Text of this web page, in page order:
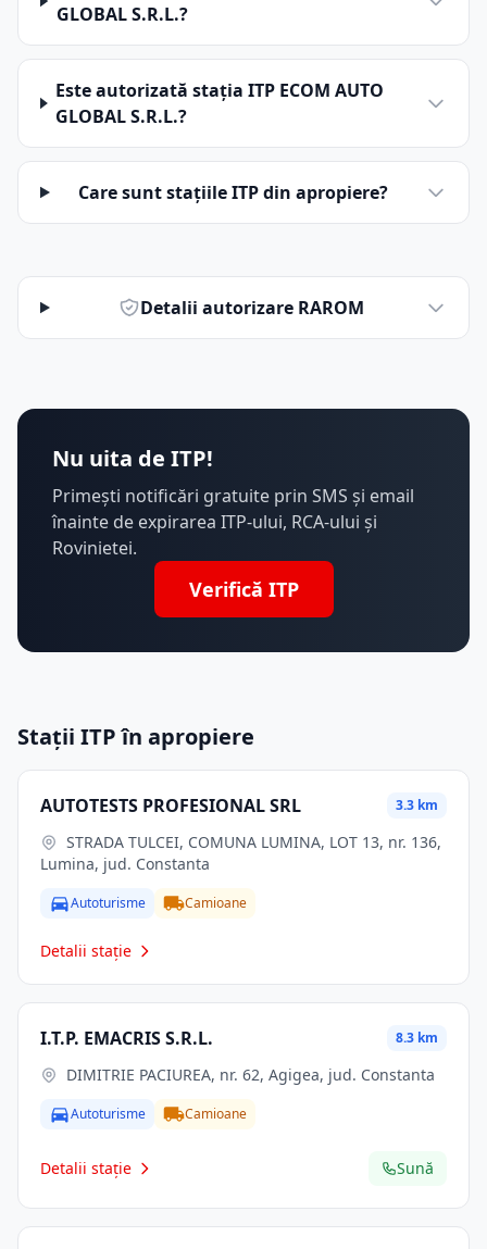
GLOBAL S.R.L.?
Este autorizată stația ITP ECOM AUTO
GLOBAL S.R.L.?
Care sunt stațiile ITP din apropiere?
Detalii autorizare RAROM
Nu uita de ITP!
Primești notificări gratuite prin SMS și email
înainte de expirarea ITP-ului, RCA-ului și
Rovinietei.
Verifică ITP
Stații ITP în apropiere
AUTOTESTS PROFESIONAL SRL 3.3 km
Lumina, jud. Constanta
Autoturisme Camioane
Detalii stație
I.T.P. EMACRIS S.R.L. 8.3 km
DIMITRIE PACIUREA, nr. 62, Agigea, jud. Constanta
Autoturisme Camioane
Detalii stație Sună